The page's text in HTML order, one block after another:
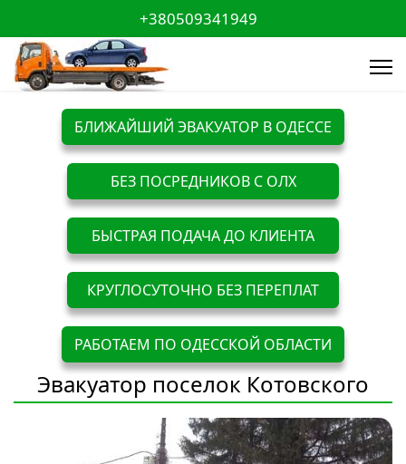
+380509341949
БЛИЖАЙШИЙ ЭВАКУАТОР В ОДЕССЕ
БЕЗ ПОСРЕДНИКОВ С ОЛХ
БЫСТРАЯ ПОДАЧА ДО КЛИЕНТА
КРУГЛОСУТОЧНО БЕЗ ПЕРЕПЛАТ
РАБОТАЕМ ПО ОДЕССКОЙ ОБЛАСТИ
Эвакуатор поселок Котовского